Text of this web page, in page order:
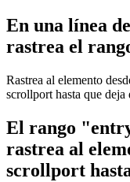
En una línea
rastrea el
Rastrea al elemento
scrollport hasta que deja
El rango
rastrea al
scrollport